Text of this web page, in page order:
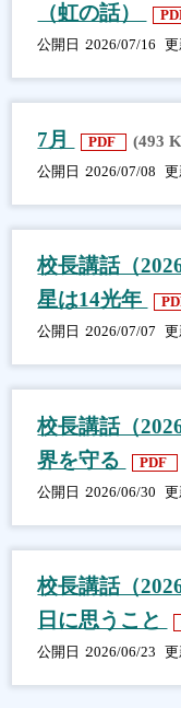
（虹の話）
公開日 2026/07/16
7月 PDF (493
公開日 2026/07/08 更
校長講話（
星は14光年
公開日 2026/07/07
校長講話（
界を守る
PDF
公開日 2026/06/30
校長講話（
日に思うこと
公開日 2026/06/23